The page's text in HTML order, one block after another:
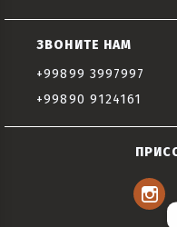
ЗВОНИТЕ НАМ
+99899 3997997
+99890 9124161